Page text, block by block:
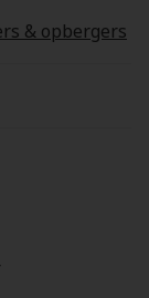
& opbergers